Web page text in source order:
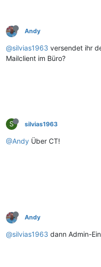
Andy
@silvias1963 versendet ihr
Mailclient im Büro?
S silvias1963
@Andy Über CT!
Andy
@silvias1963 dann Admin-